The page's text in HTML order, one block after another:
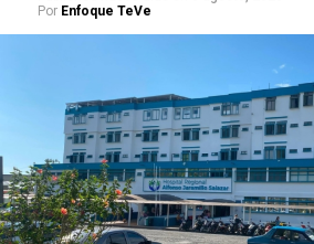
Por Enfoque TeVe